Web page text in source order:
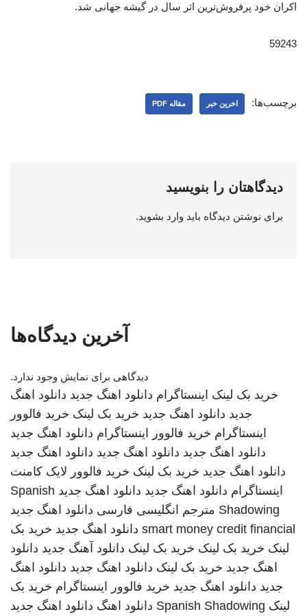
اکران خود پرفروش‌ترین اثر سال در گیشه جهانی شد.
59243
برچسب‌ها: اخرین خبر مقاله PDF
دیدگاهتان را بنویسید
برای نوشتن دیدگاه باید وارد بشوید.
آخرین دیدگاه‌ها
دیدگاهی برای نمایش وجود ندارد.
خرید بک لینک اینستاگرام دانلود اهنگ جدید دانلود اهنگ
جدید دانلود اهنگ جدید خرید بک لینک خرید فالوور
اینستاگرام خرید فالوور اینستاگرام دانلود اهنگ جدید
دانلود اهنگ جدید دانلود اهنگ جدید دانلود اهنگ جدید
دانلود اهنگ جدید خرید بک لینک خرید فالوور لایک کامنت
اینستاگرام دانلود اهنگ جدید دانلود اهنگ جدید Spanish
Shadowing مترجم انگلیسی فارسی دانلود اهنگ جدید
smart money credit financial دانلود اهنگ جدید خرید بک
لینک خرید بک لینک خرید بک لینک دانلود آهنگ جدید دانلود
اهنگ جدید خرید بک لینک دانلود اهنگ جدید دانلود اهنگ
جدید دانلود اهنگ جدید خرید فالوور اینستاگرام خرید بک
لینک Spanish Shadowing دانلود اهنگ دانلود اهنگ جدید